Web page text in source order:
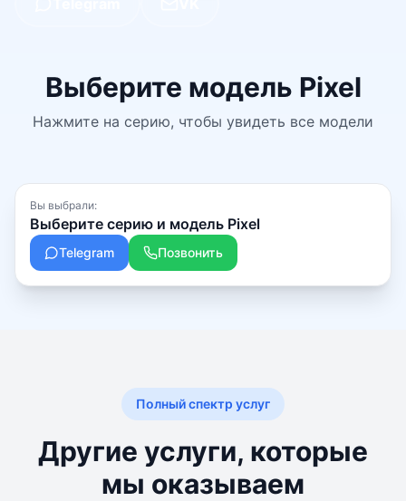
Выберите модель Pixel
Нажмите на серию, чтобы увидеть все модели
Вы выбрали:
Выберите серию и модель Pixel
Telegram Позвонить
Полный спектр услуг
Другие услуги, которые
мы оказываем